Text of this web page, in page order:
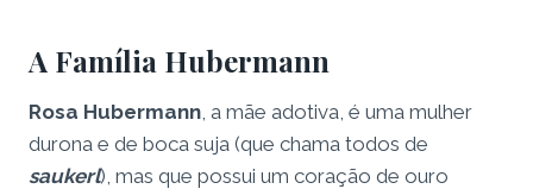
A Família Hubermann
Rosa Hubermann , a mãe adotiva, é uma mulher
durona e de boca suja (que chama todos de
saukerl), mas que possui um coração de ouro